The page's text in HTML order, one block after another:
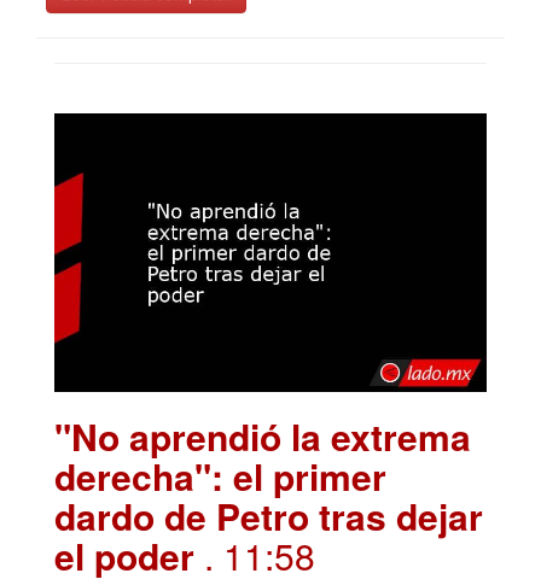
"No aprendió la extrema
derecha": el primer
dardo de Petro tras dejar
el poder . 11:58